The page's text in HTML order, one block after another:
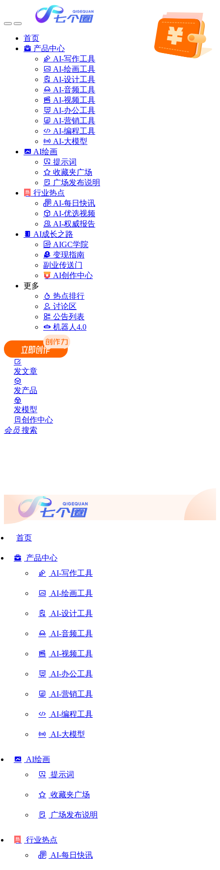
首页
产品中心
AI-写作工具
AI-绘画工具
AI-设计工具
AI-音频工具
AI-视频工具
AI-办公工具
AI-营销工具
AI-编程工具
AI-大模型
AI绘画
提示词
收藏夹广场
广场发布说明
行业热点
AI-每日快讯
AI-优选视频
AI-权威报告
AI成长之路
AIGC学院
变现指南
副业传送门
AI创作中心
更多
热点排行
讨论区
公告列表
机器人4.0
发文章
发产品
发模型
创作中心
会员 搜索
首页
产品中心
AI-写作工具
AI-绘画工具
AI-设计工具
AI-音频工具
AI-视频工具
AI-办公工具
AI-营销工具
AI-编程工具
AI-大模型
AI绘画
提示词
收藏夹广场
广场发布说明
行业热点
AI-每日快讯